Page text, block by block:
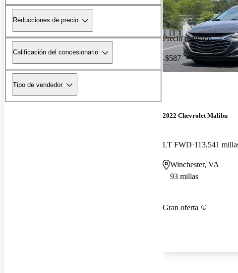
Reducciones de precio
Calificación del concesionario
Tipo de vendedor
Precio reducido
-$587
2022 Chevrolet Malibu
LT FWD 113,541
Winchester, VA
93 millas
Gran oferta